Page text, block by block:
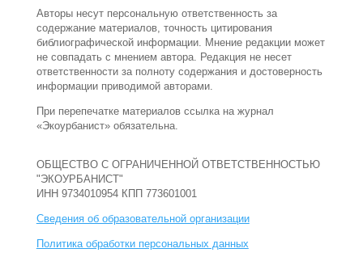
Авторы несут персональную ответственность за
содержание материалов, точность цитирования
библиографической информации. Мнение редакции может
не совпадать с мнением автора. Редакция не несет
ответственности за полноту содержания и достоверность
информации приводимой авторами.
При перепечатке материалов ссылка на журнал
«Экоурбанист» обязательна.
ОБЩЕСТВО С ОГРАНИЧЕННОЙ ОТВЕТСТВЕННОСТЬЮ
"ЭКОУРБАНИСТ"
ИНН 9734010954 КПП 773601001
Сведения об образовательной организации
Политика обработки персональных данных